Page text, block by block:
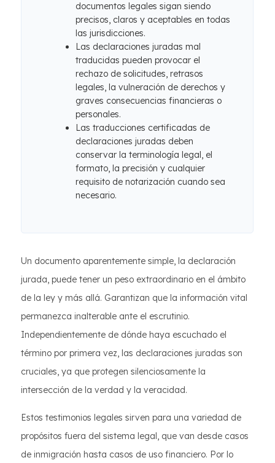
documentos legales sigan siendo
precisos, claros y aceptables en todas
las jurisdicciones.
Las declaraciones juradas mal
traducidas pueden provocar el
rechazo de solicitudes, retrasos
legales, la vulneración de derechos y
graves consecuencias financieras o
personales.
Las traducciones certificadas de
declaraciones juradas deben
conservar la terminología legal, el
formato, la precisión y cualquier
requisito de notarización cuando sea
necesario.
Un documento aparentemente simple, la declaración
jurada, puede tener un peso extraordinario en el ámbito
de la ley y más allá. Garantizan que la información vital
permanezca inalterable ante el escrutinio.
Independientemente de dónde haya escuchado el
término por primera vez, las declaraciones juradas son
cruciales, ya que protegen silenciosamente la
intersección de la verdad y la veracidad.
Estos testimonios legales sirven para una variedad de
propósitos fuera del sistema legal, que van desde casos
de inmigración hasta casos de uso financiero. Por lo